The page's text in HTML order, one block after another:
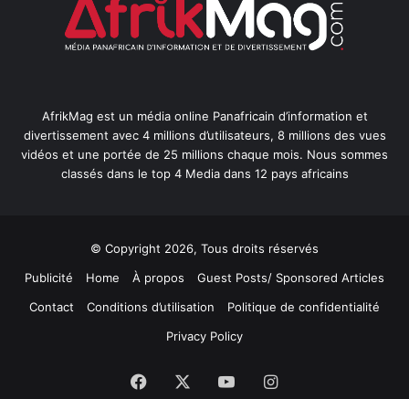
AfrikMag est un média online Panafricain d’information et
divertissement avec 4 millions d’utilisateurs, 8 millions des vues
vidéos et une portée de 25 millions chaque mois. Nous sommes
classés dans le top 4 Media dans 12 pays africains
© Copyright 2026, Tous droits réservés
Publicité
Home À propos
Guest Posts/ Sponsored Articles
Contact
Conditions d’utilisation
Politique de confidentialité
Privacy Policy
Facebook YouTubeInstagram